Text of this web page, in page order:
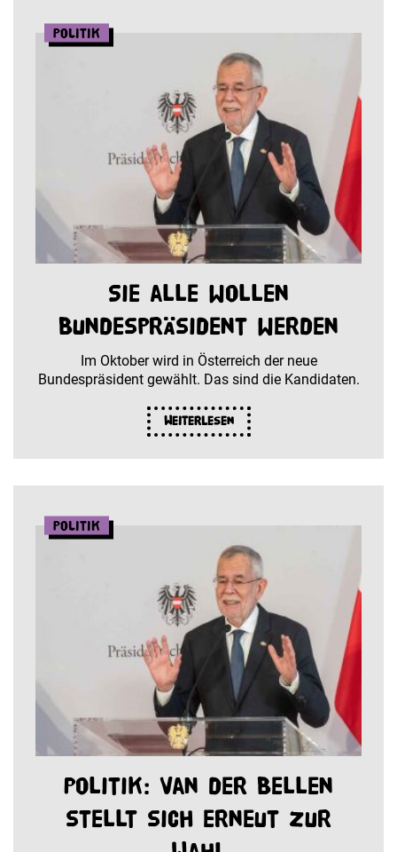
Politik
Sie alle wollen
Bundespräsident werden
Im Oktober wird in Österreich der neue
Bundespräsident gewählt. Das sind die Kandidaten.
Weiterlesen
Politik
Politik: Van der Bellen
stellt sich erneut zur